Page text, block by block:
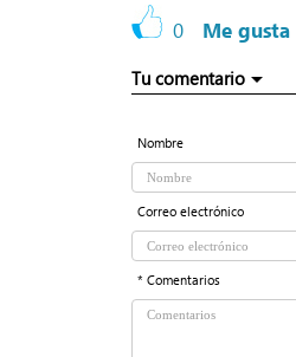
0 Me gusta
Tu comentario
Nombre
Correo electrónico
* Comentarios